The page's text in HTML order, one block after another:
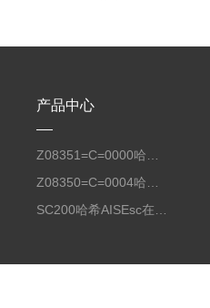
产品中心